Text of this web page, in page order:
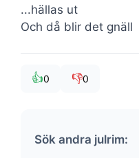
...hällas ut
Och då blir det gnäll
👍0 👎0
Sök andra julrim: